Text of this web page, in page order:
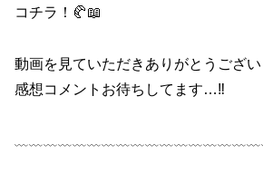
コチラ！🥐📖
動画を見ていただきありがとうござい
感想コメントお待ちしてます…‼︎